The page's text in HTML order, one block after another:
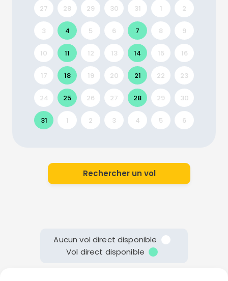
27 28 29 30 31 1 2
3 4 5 6 7 8 9
10 11 12 13 14 15 16
17 18 19 20 21 22 23
24 25 26 27 28 29 30
31 1 2 3 4 5 6
Rechercher un vol
Aucun vol direct disponible
Vol direct disponible